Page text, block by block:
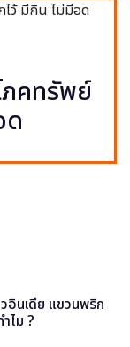
ภคทรัพย์
ด
อินเดีย แขวนพริก
ไม ?